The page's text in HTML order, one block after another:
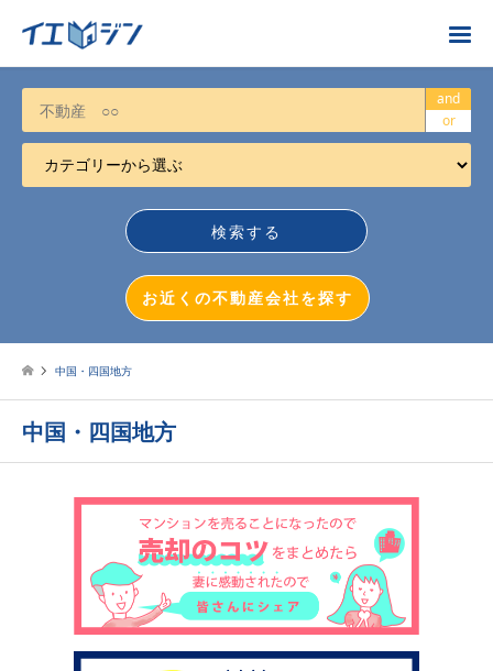
お近くの不動産会社を探す
カテゴリーから選ぶ
不動産売却
不動産投資
戸建売却
マンション売却
土地売却
イエジンくんの紹介
運営会社
and
or
お近くの不動産会社を探す
中国・四国地方
中国・四国地方